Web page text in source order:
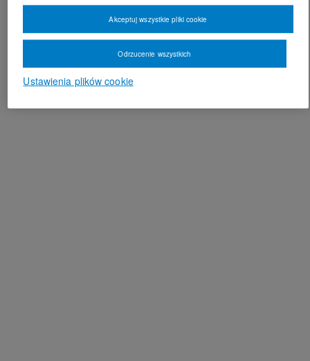
Ustawienia plików cookie
Odrzucenie wszystkich
Akceptuj wszystkie pliki cookie